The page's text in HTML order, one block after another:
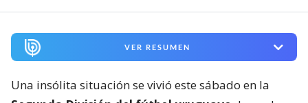
VER RESUMEN
Una insólita situación se vivió este sábado en la